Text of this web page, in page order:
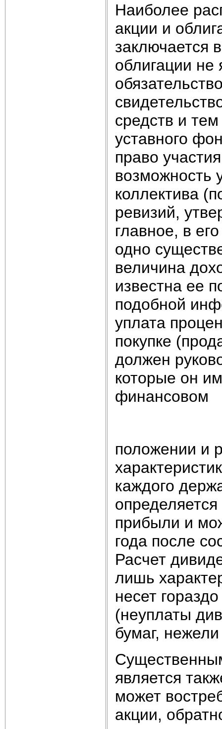
Наиболее
акции и
заключается
облигации
средств и
уставного
право
возможность
коллектива
ревизий,
главное, в
одно
величина
известна ее
подобной
уплата
покупке
должен
которые он
финансовом
положении и
каждого
прибыли и
года после
Расчет
лишь
несет
(неуплаты
бумаг,
является
может
акции,